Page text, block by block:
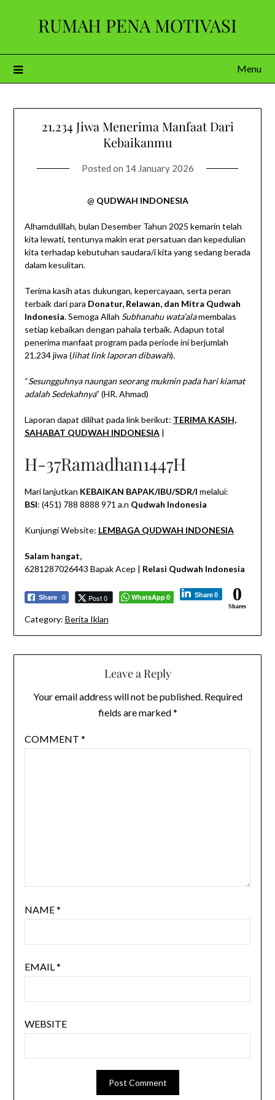
RUMAH PENA MOTIVASI
Menu
21.234 Jiwa Menerima Manfaat Dari
Kebaikanmu
Posted on 14 January 2026
@ QUDWAH INDONESIA
Alhamdulillah, bulan Desember Tahun 2025 kemarin telah
kita lewati, tentunya makin erat persatuan dan kepedulian
kita terhadap kebutuhan saudara/i kita yang sedang berada
dalam kesulitan.
Terima kasih atas dukungan, kepercayaan, serta peran
terbaik dari para Donatur, Relawan, dan Mitra Qudwah
Indonesia. Semoga Allah Subhanahu wata’alamembalas
setiap kebaikan dengan pahala terbaik. Adapun total
penerima manfaat program pada periode ini berjumlah
21.234 jiwa (lihat link laporan dibawah).
“Sesungguhnya naungan seorang mukmin pada hari kiamat
adalah Sedekahnya” (HR. Ahmad)
Laporan dapat dilihat pada link berikut: TERIMA KASIH,
SAHABAT QUDWAH INDONESIA|
H-37Ramadhan1447H
Mari lanjutkan KEBAIKAN BAPAK/IBU/SDR/I melalui:
BSI: (451) 788 8888 971 a.n Qudwah Indonesia
Kunjungi Website: LEMBAGA QUDWAH INDONESIA
Salam hangat,
6281287026443 Bapak Acep | Relasi Qudwah Indonesia
Share 0 Post 0 WhatsApp 0 Share 0 0
Shares
Category: Berita Iklan
Leave a Reply
Your email address will not be published. Required
fields are marked*
COMMENT *
NAME*
EMAIL*
WEBSITE